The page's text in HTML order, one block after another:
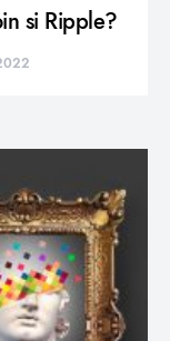
si Ripple?